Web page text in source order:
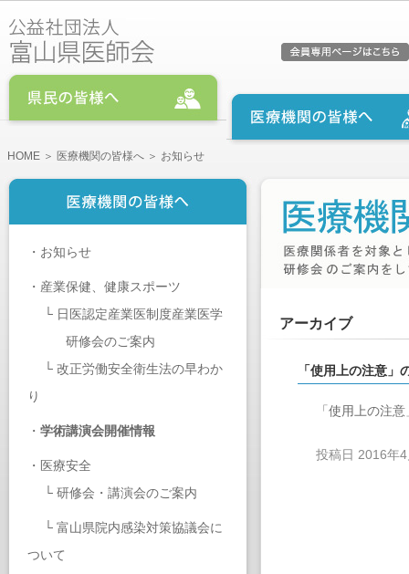
HOME ＞ 医療機関の皆様へ ＞ お知らせ
・ お知らせ
・ 産業保健、健康スポーツ
└ 日医認定産業医制度産業医学
研修会のご案内
└ 改正労働安全衛生法の早わか
り
・ 学術講演会開催情報
・ 医療安全
└ 研修会・講演会のご案内
└ 富山県院内感染対策協議会に
ついて
アーカイブ
「使用上の注意」
「使用上の注
投稿日 2016年